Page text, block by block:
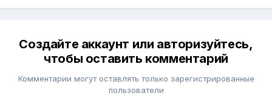
Создайте аккаунт или авторизуйтесь,
чтобы оставить комментарий
Комментарии могут оставлять только зарегистрированные
пользователи